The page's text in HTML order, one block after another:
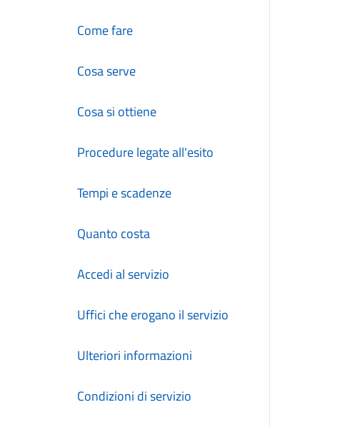
Come fare
Cosa serve
Cosa si ottiene
Procedure legate all'esito
Tempi e scadenze
Quanto costa
Accedi al servizio
Uffici che erogano il servizio
Ulteriori informazioni
Condizioni di servizio